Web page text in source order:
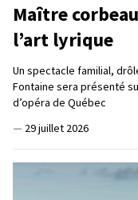
Maître
l’art lyrique
Un spectacle familial,
Fontaine sera présenté
d’opéra de Québec
— 29 juillet 2026